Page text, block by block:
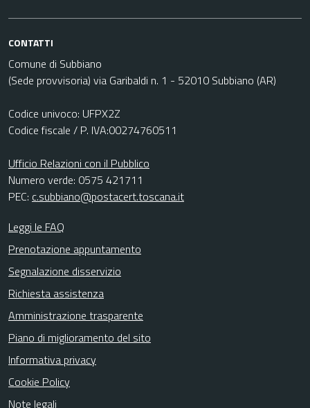
CONTATTI
Comune di Subbiano
(Sede provvisoria) via Garibaldi n. 1 - 52010 Subbiano (AR)
Codice univoco: UFPX2Z
Codice fiscale / P. IVA:00274760511
Ufficio Relazioni con il Pubblico
Numero verde: 0575 421711
PEC: c.subbiano@postacert.toscana.it
Leggi le FAQ
Prenotazione appuntamento
Segnalazione disservizio
Richiesta assistenza
Amministrazione trasparente
Piano di miglioramento del sito
Informativa privacy
Cookie Policy
Note legali